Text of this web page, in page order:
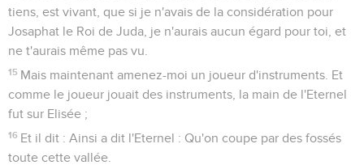
tiens, est vivant, que si je n'avais de la considération pour
Josaphat le Roi de Juda, je n'aurais aucun égard pour toi, et
ne t'aurais même pas vu.
15 Mais maintenant amenez-moi un joueur d'instruments. Et
comme le joueur jouait des instruments, la main de l'Eternel
fut sur Elisée ;
16 Et il dit : Ainsi a dit l'Eternel : Qu'on coupe par des fossés
toute cette vallée.